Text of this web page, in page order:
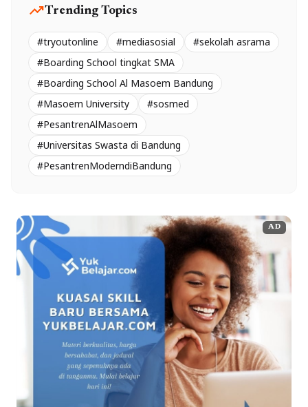
trending_upTrending Topics
#tryoutonline #mediasosial
#sekolah asrama
#Boarding School tingkat SMA
#Boarding School Al Masoem Bandung
#Masoem University
#sosmed
#PesantrenAlMasoem
#Universitas Swasta di Bandung
#PesantrenModerndiBandung
AD